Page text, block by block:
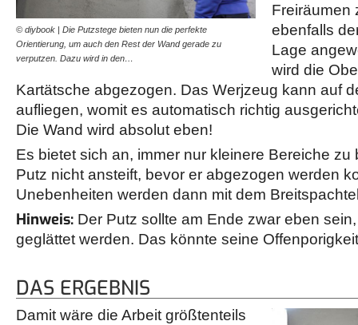
© diybook | Die Putzstege bieten nun die perfekte
Orientierung, um auch den Rest der Wand gerade zu
verputzen. Dazu wird in den…
© diybook | Der frische
Kartätsche abgezogen.
Putzstegen anlegen und…
Freiräumen
ebenfalls
Lage
wird die
Kartätsche abgezogen. Das Werjzeug kann auf
aufliegen, womit es automatisch richtig
Die Wand wird absolut eben!
Es bietet sich an, immer nur kleinere Bereiche zu
Putz nicht ansteift, bevor er abgezogen werden
Unebenheiten werden dann mit dem
Hinweis: Der Putz sollte am Ende zwar eben
geglättet werden. Das könnte seine
DAS ERGEBNIS
Damit wäre die Arbeit größtenteils